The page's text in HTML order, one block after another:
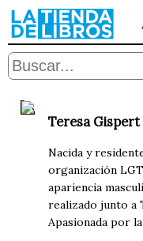
Teresa Gispert
Nacida y
organización
apariencia
realizado junto a
Apasionada por